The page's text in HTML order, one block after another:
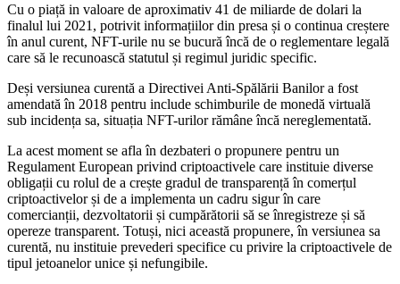
Cu o piață in valoare de aproximativ 41 de miliarde de dolari la
finalul lui 2021, potrivit informațiilor din presa și o continua creștere
în anul curent, NFT-urile nu se bucură încă de o reglementare legală
care să le recunoască statutul și regimul juridic specific.
Deși versiunea curentă a Directivei Anti-Spălării Banilor a fost
amendată în 2018 pentru include schimburile de monedă virtuală
sub incidența sa, situația NFT-urilor rămâne încă nereglementată.
La acest moment se afla în dezbateri o propunere pentru un
Regulament European privind criptoactivele care instituie diverse
obligații cu rolul de a crește gradul de transparență în comerțul
criptoactivelor și de a implementa un cadru sigur în care
comercianții, dezvoltatorii și cumpărătorii să se înregistreze și să
opereze transparent. Totuși, nici această propunere, în versiunea sa
curentă, nu instituie prevederi specifice cu privire la criptoactivele de
tipul jetoanelor unice și nefungibile.